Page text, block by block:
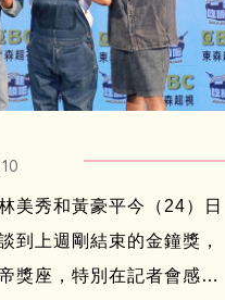
美秀和黃豪平今（24）日
到上週剛結束的金鐘獎，
獎座，特別在記者會感謝